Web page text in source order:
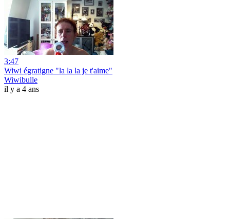
3:47
Wiwi égratigne "la la la je t'aime"
Wiwibulle
il y a 4 ans